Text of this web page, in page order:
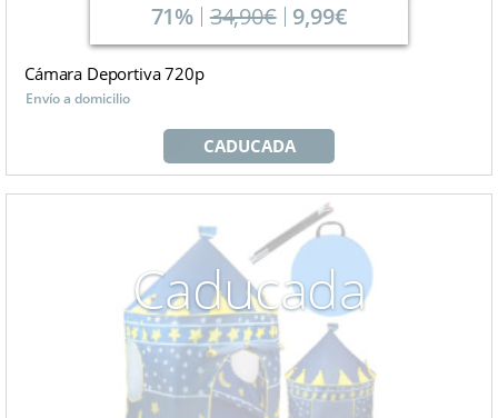
71% 34,90€ 9,99€
Cámara Deportiva 720p
Envío a domicilio
CADUCADA
Caducada